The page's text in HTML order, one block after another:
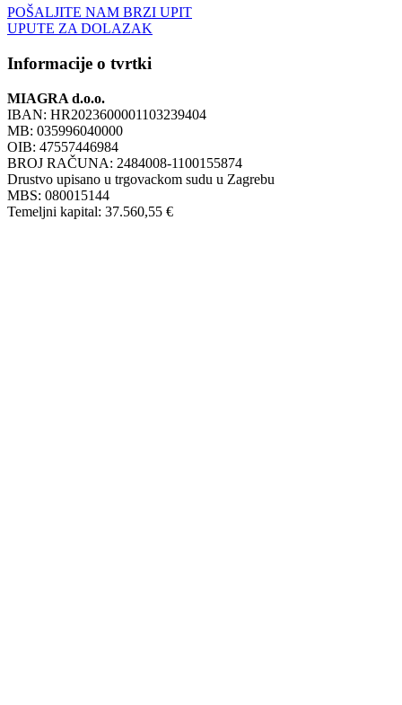
POŠALJITE NAM BRZI UPIT
UPUTE ZA DOLAZAK
Informacije o tvrtki
MIAGRA d.o.o.
IBAN: HR2023600001103239404
MB: 035996040000
OIB: 47557446984
BROJ RAČUNA: 2484008-1100155874
Drustvo upisano u trgovackom sudu u Zagrebu
MBS: 080015144
Temeljni kapital: 37.560,55 €